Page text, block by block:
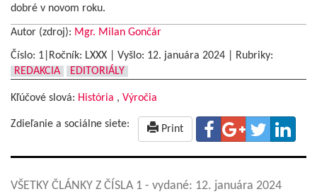
dobré v novom roku.
Autor (zdroj): Mgr. Milan Gončár
Číslo: 1|Ročník: LXXX | Vyšlo: 12. januára 2024
Rubriky:
REDAKCIA
EDITORIÁLY
Kľúčové slová: História , Výročia
Zdieľanie a sociálne siete: Print
VŠETKY ČLÁNKY Z ČÍSLA 1 - vydané: 12. januára 2024